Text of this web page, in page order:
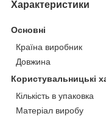
Характеристики
Основні
Країна виробник
Довжина
Користувальницькі
Кількість в упаковка
Матеріал виробу